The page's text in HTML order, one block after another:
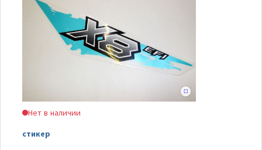
Нет в наличии
стикер